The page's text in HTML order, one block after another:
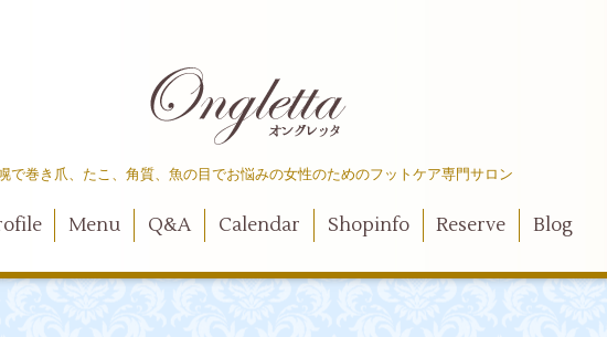
で巻き爪、たこ、角質、魚の目でお悩みの女性のためのフットケア専門サロン
Menu Q&A Calendar Shopinfo Reserve Blog